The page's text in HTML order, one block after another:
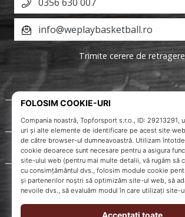
Despre noi
Servicii clienți
info@weplaybasketball.ro
Trimite cerere de retragere